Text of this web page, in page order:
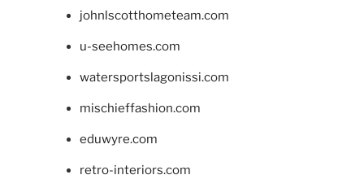
johnlscotthometeam.com
u-seehomes.com
watersportslagonissi.com
mischieffashion.com
eduwyre.com
retro-interiors.com